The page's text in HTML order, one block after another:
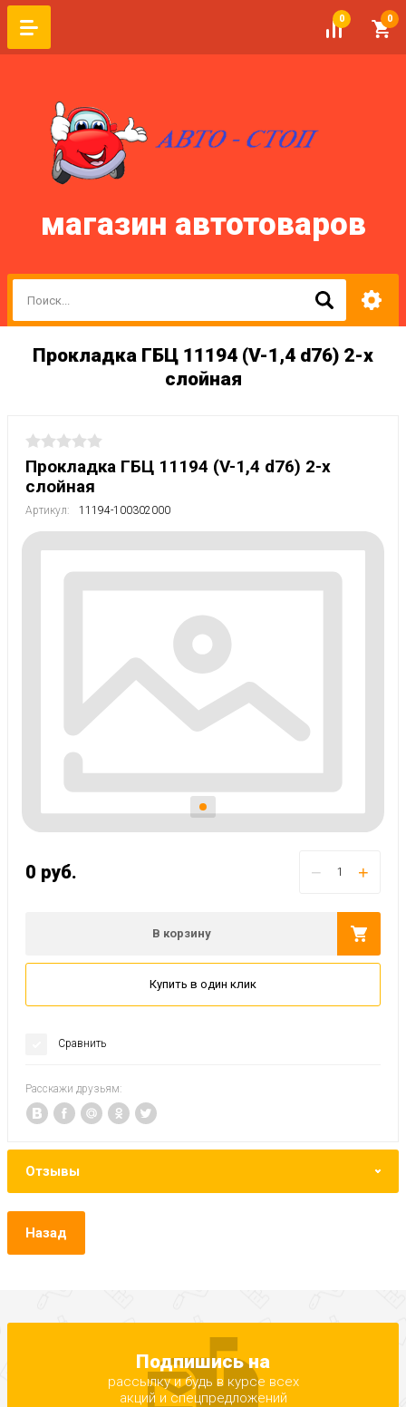
0 0
магазин автотоваров
Прокладка ГБЦ 11194 (V-1,4 d76) 2-х
слойная
Прокладка ГБЦ 11194 (V-1,4 d76) 2-х
слойная
Артикул: 11194-100302000
0 руб. − +
В корзину
Купить в один клик
Сравнить
Расскажи друзьям:
Отзывы
Назад
Подпишись на
рассылку и будь в курсе всех
акций и спецпредложений